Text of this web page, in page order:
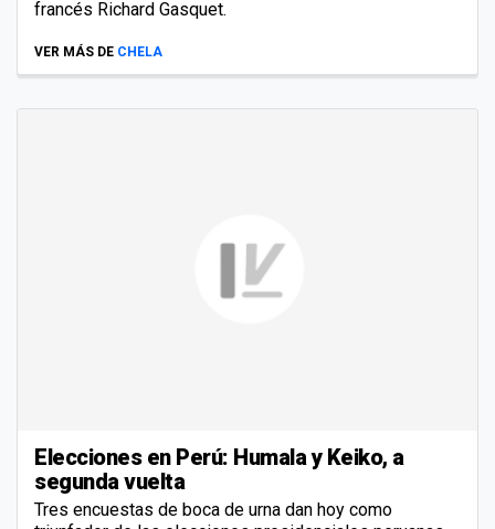
francés Richard Gasquet.
VER MÁS DE CHELA
Elecciones en Perú: Humala y Keiko, a
segunda vuelta
Tres encuestas de boca de urna dan hoy como